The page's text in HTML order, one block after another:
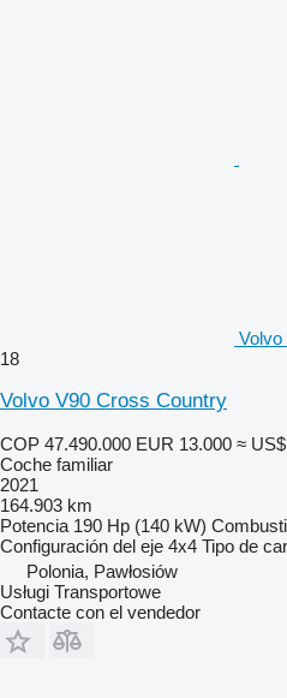
18
Volvo V90 Cross Country
COP 47.490.000 EUR 13.000 ≈
Coche familiar
2021
164.903 km
Potencia 190 Hp (140 kW)
Configuración del eje 4x4 Tipo de
Polonia, Pawłosiów
Usługi Transportowe
Contacte con el vendedor